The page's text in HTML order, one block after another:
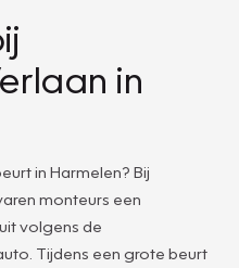
in
in Harmelen? Bij
monteurs een
uit volgens de
Tijdens een grote beurt